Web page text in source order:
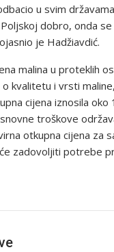
u svim
dobro, onda
je Hadžiavdić.
malina u proteklih
kvalitetu i vrsti
cijena iznosila oko
troškove
otkupna cijena za
zadovoljiti potrebe